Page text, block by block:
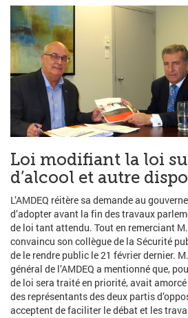
Loi modifiant la loi
d’alcool et autre
L’AMDEQ réitère sa demande au
d’adopter avant la fin des travaux
de loi tant attendu. Tout en remerciant
convaincu son collègue de la Sécurité
de le rendre public le 21 février dernier.
général de l’AMDEQ a mentionné que,
de loi sera traité en priorité, avait
des représentants des deux partis
acceptent de faciliter le débat et les